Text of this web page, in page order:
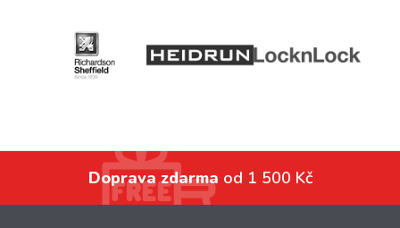
Doprava zdarma od 1 500 Kč